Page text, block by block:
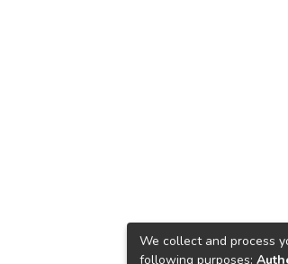
We collect and process
following purposes: